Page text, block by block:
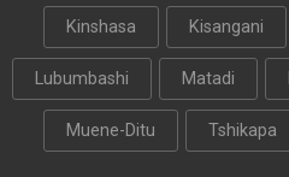
Kinshasa Kisangani
Lubumbashi Matadi
Muene-Ditu Tshikapa